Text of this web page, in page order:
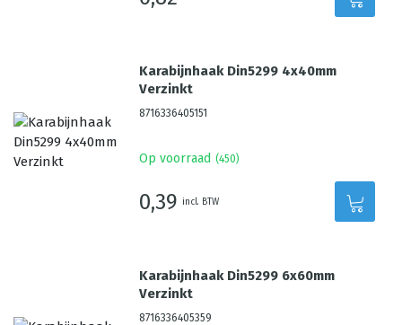
Karabijnhaak Din5299 4x40mm
Verzinkt
8716336405151
Op voorraad (450)
0,39 incl. BTW
Karabijnhaak Din5299 6x60mm
Verzinkt
8716336405359